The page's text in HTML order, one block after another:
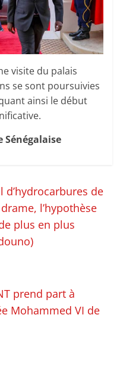
visite du palais
se sont poursuivies
ainsi le début
Sénégalaise
de
l’hypothèse
plus en plus
prend part à
Mohammed VI de